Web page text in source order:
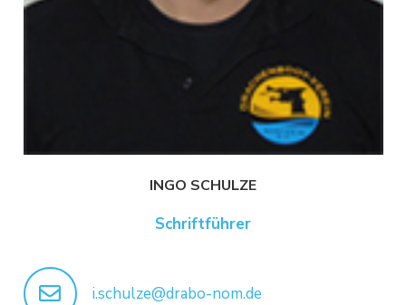
INGO SCHULZE
Schriftführer
i.schulze@drabo-nom.de